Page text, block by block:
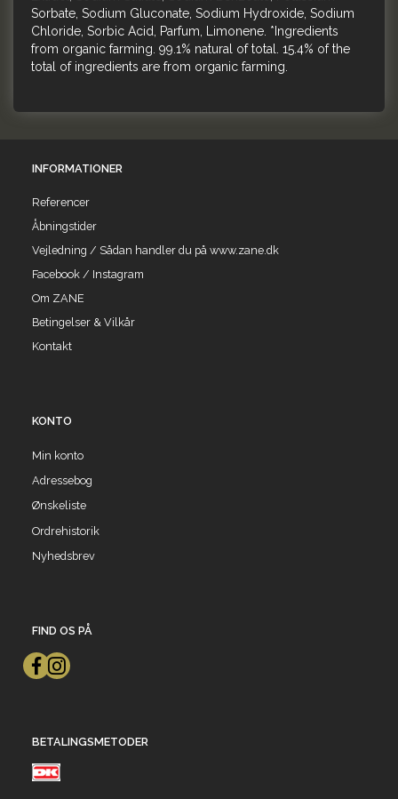
Sorbate, Sodium Gluconate, Sodium Hydroxide, Sodium
Chloride, Sorbic Acid, Parfum, Limonene. *Ingredients
from organic farming. 99.1% natural of total. 15.4% of the
total of ingredients are from organic farming.
INFORMATIONER
Referencer
Åbningstider
Vejledning / Sådan handler du på www.zane.dk
Facebook / Instagram
Om ZANE
Betingelser & Vilkår
Kontakt
KONTO
Min konto
Adressebog
Ønskeliste
Ordrehistorik
Nyhedsbrev
FIND OS PÅ
BETALINGSMETODER